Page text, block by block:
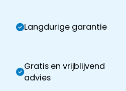
Langdurige garantie
Gratis en vrijblijvend
advies